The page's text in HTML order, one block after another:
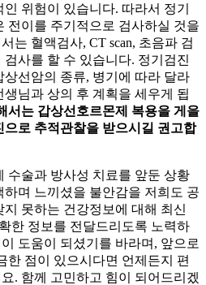
위험이 있습니다. 따라서 정기
전이를 주기적으로 검사하실 것을
는 혈액검사, CT scan, 초음파 검
검사를 할 수 있습니다. 정기검진
선암의 종류, 병기에 따라 달라
님과 상의 후 계획을 세우게 됩
서는 갑상선호르몬제 복용을 게을
로 추적관찰을 받으시길 권고합
수술과 방사성 치료를 앞둔 상황
며 느끼셨을 불안감을 저희도 공
못하는 건강정보에 대해 최신
한 정보를 전달드리도록 노력하
도움이 되셨기를 바라며, 앞으로
한 점이 있으시다면 언제든지 편
. 함께 고민하고 힘이 되어드리겠